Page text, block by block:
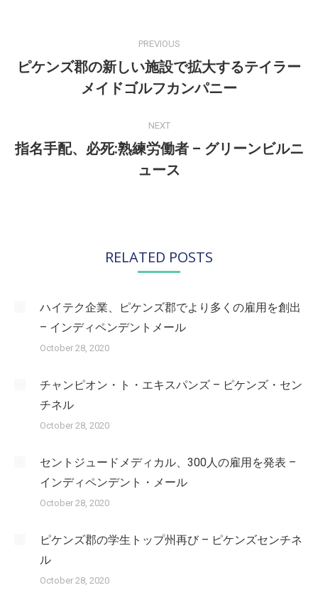
PREVIOUS
Previous
post:
ピケンズ郡の新しい施設で拡大するテイラー
メイドゴルフカンパニー
NEXT
Next
post:
指名手配、必死:熟練労働者 – グリーンビルニ
ュース
RELATED POSTS
ハイテク企業、ピケンズ郡でより多くの雇用を創出
– インディペンデントメール
October 28, 2020
チャンピオン・ト・エキスパンズ – ピケンズ・セン
チネル
October 28, 2020
セントジュードメディカル、300人の雇用を発表 –
インディペンデント・メール
October 28, 2020
ピケンズ郡の学生トップ州再び – ピケンズセンチネ
ル
October 28, 2020